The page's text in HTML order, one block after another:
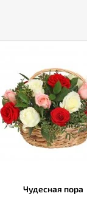
Чудесная пора